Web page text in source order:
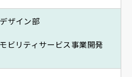
ザイン部
ビリティサービス事業開発